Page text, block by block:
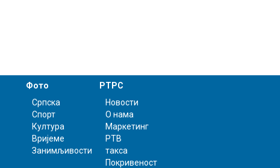
Фото
Српска
Спорт
Култура
Вријеме
Занимљивости
РТРС
Новости
О нама
Маркетинг
РТВ
такса
Покривеност